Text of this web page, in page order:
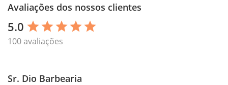
Avaliações dos nossos clientes
5.0 star star star star star
100 avaliações
Sr. Dio Barbearia